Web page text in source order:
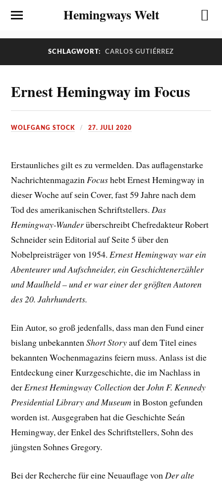
Hemingways Welt
SCHLAGWORT: CARLOS GUTIÉRREZ
Ernest Hemingway im Focus
WOLFGANG STOCK 27. JULI 2020
Erstaunliches gilt es zu vermelden. Das auflagenstarke
NachrichtenmagazinFocushebt Ernest Hemingway in
dieser Woche auf sein Cover, fast 59 Jahre nach dem
Tod des amerikanischen Schriftstellers.Das
Hemingway-Wunderüberschreibt Chefredakteur Robert
Schneider sein Editorial auf Seite 5 über den
Nobelpreisträger von 1954.Ernest Hemingway war ein
Abenteurer und Aufschneider, ein Geschichtenerzähler
und Maulheld – und er war einer der größten Autoren
des 20. Jahrhunderts.
Ein Autor, so groß jedenfalls, dass man den Fund einer
bislang unbekanntenShort Storyauf dem Titel eines
bekannten Wochenmagazins feiern muss. Anlass ist die
Entdeckung einer Kurzgeschichte, die im Nachlass in
derErnest Hemingway CollectionderJohn F. Kennedy
Presidential Library and Museumin Boston gefunden
worden ist. Ausgegraben hat die Geschichte Seán
Hemingway, der Enkel des Schriftstellers, Sohn des
jüngsten Sohnes Gregory.
Bei der Recherche für eine Neuauflage vonDer alte